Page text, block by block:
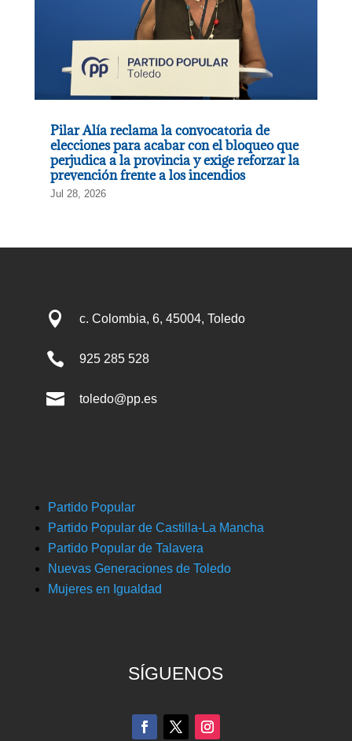
Pilar Alía reclama la convocatoria de
elecciones para acabar con el bloqueo que
perjudica a la provincia y exige reforzar la
prevención frente a los incendios
Jul 28, 2026
 c. Colombia, 6, 45004, Toledo
 925 285 528
 toledo@pp.es
Partido Popular
Partido Popular de Castilla-La Mancha
Partido Popular de Talavera
Nuevas Generaciones de Toledo
Mujeres en Igualdad
SÍGUENOS